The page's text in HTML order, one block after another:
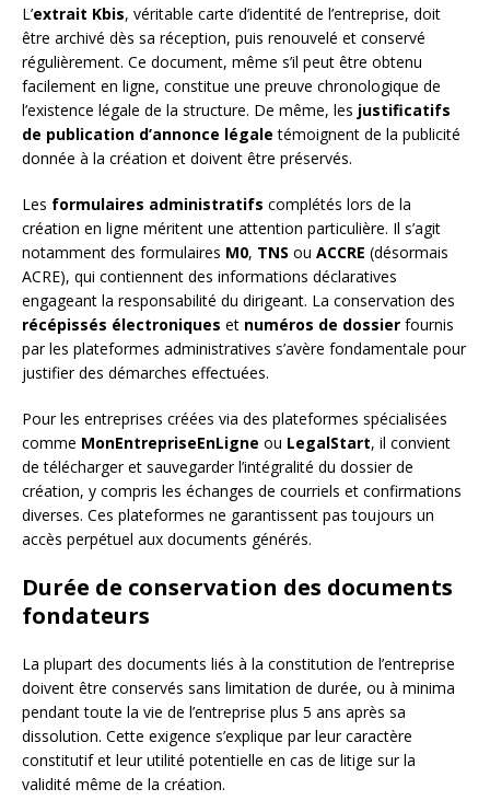
L’extrait Kbis, véritable carte d’identité de l’entreprise, doit
être archivé dès sa réception, puis renouvelé et conservé
régulièrement. Ce document, même s’il peut être obtenu
facilement en ligne, constitue une preuve chronologique de
l’existence légale de la structure. De même, les justificatifs
de publication d’annonce légale témoignent de la publicité
donnée à la création et doivent être préservés.
Les formulaires administratifs complétés lors de la
création en ligne méritent une attention particulière. Il s’agit
notamment des formulaires M0, TNS ou ACCRE (désormais
ACRE), qui contiennent des informations déclaratives
engageant la responsabilité du dirigeant. La conservation des
récépissés électroniques et numéros de dossier fournis
par les plateformes administratives s’avère fondamentale pour
justifier des démarches effectuées.
Pour les entreprises créées via des plateformes spécialisées
comme MonEntrepriseEnLigne ou LegalStart, il convient
de télécharger et sauvegarder l’intégralité du dossier de
création, y compris les échanges de courriels et confirmations
diverses. Ces plateformes ne garantissent pas toujours un
accès perpétuel aux documents générés.
Durée de conservation des documents
fondateurs
La plupart des documents liés à la constitution de l’entreprise
doivent être conservés sans limitation de durée, ou à minima
pendant toute la vie de l’entreprise plus 5 ans après sa
dissolution. Cette exigence s’explique par leur caractère
constitutif et leur utilité potentielle en cas de litige sur la
validité même de la création.